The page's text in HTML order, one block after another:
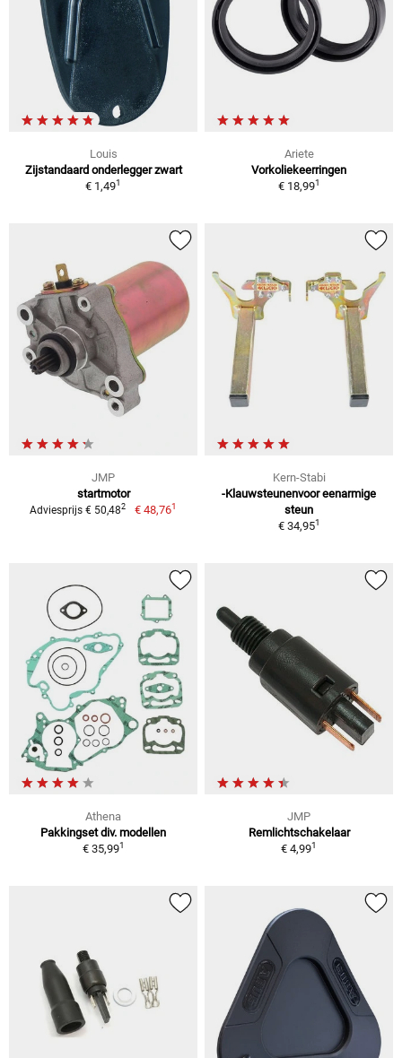
Louis
Zijstandaard onderlegger zwart
€ 1,491
Ariete
Vorkoliekeerringen
€ 18,991
JMP
startmotor
Adviesprijs € 50,482 € 48,761
Kern-Stabi
-Klauwsteunenvoor eenarmige
steun
€ 34,951
Athena
Pakkingset div. modellen
€ 35,991
JMP
Remlichtschakelaar
€ 4,991